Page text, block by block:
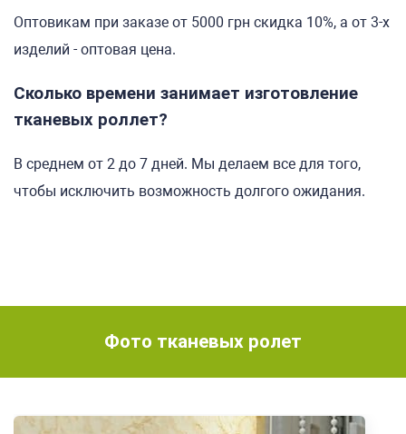
Оптовикам при заказе от 5000 грн скидка 10%, а от 3-х
изделий - оптовая цена.
Сколько времени занимает изготовление
тканевых роллет?
В среднем от 2 до 7 дней. Мы делаем все для того,
чтобы исключить возможность долгого ожидания.
Фото тканевых ролет